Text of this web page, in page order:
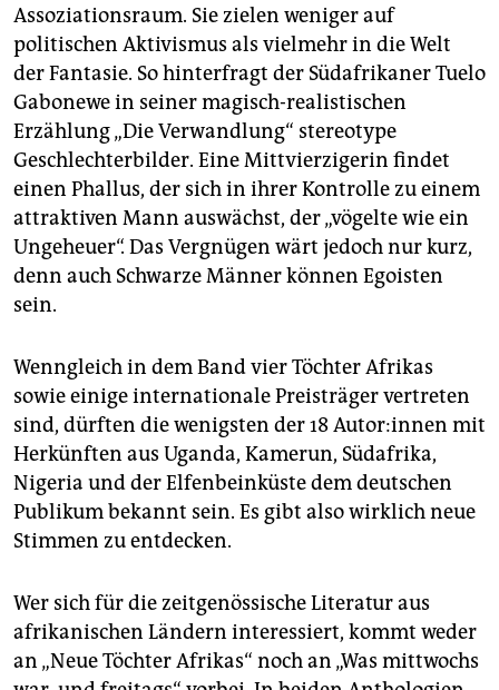
Assoziationsraum. Sie zielen weniger auf
politischen Aktivismus als vielmehr in die Welt
der Fantasie. So hinterfragt der Südafrikaner Tuelo
Gabonewe in seiner magisch-realistischen
Erzählung „Die Verwandlung“ stereotype
Geschlechterbilder. Eine Mittvierzigerin findet
einen Phallus, der sich in ihrer Kontrolle zu einem
attraktiven Mann auswächst, der „vögelte wie ein
Ungeheuer“. Das Vergnügen wärt jedoch nur kurz,
denn auch Schwarze Männer können Egoisten
sein.
Wenngleich in dem Band vier Töchter Afrikas
sowie einige internationale Preisträger vertreten
sind, dürften die wenigsten der 18 Au­to­r:in­nen mit
Herkünften aus Uganda, Kamerun, Südafrika,
Nigeria und der Elfenbeinküste dem deutschen
Publikum bekannt sein. Es gibt also wirklich neue
Stimmen zu entdecken.
Wer sich für die zeitgenössische Literatur aus
afrikanischen Ländern interessiert, kommt weder
an „Neue Töchter Afrikas“ noch an „Was mittwochs